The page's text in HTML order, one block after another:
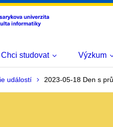
Chci studovat Výzkum
událostí 2023-05-18 Den s